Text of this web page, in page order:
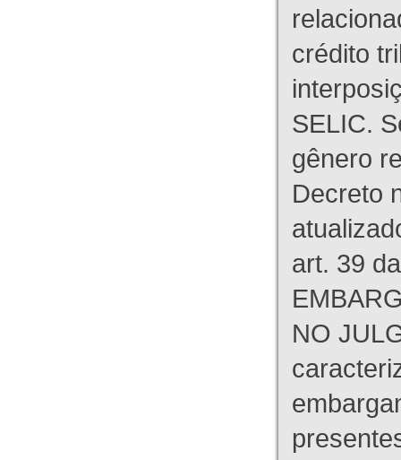
crédito
SELIC.
gênero
Decreto
art. 39
NO